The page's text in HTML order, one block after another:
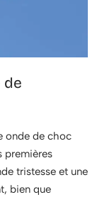
de
onde de choc
premières
tristesse et une
bien que